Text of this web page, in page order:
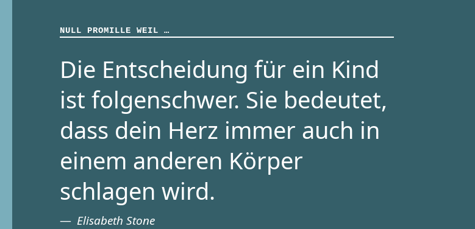
NULL PROMILLE WEIL …
Die Entscheidung für ein Kind
ist folgenschwer. Sie bedeutet,
dass dein Herz immer auch in
einem anderen Körper
schlagen wird.
Elisabeth Stone